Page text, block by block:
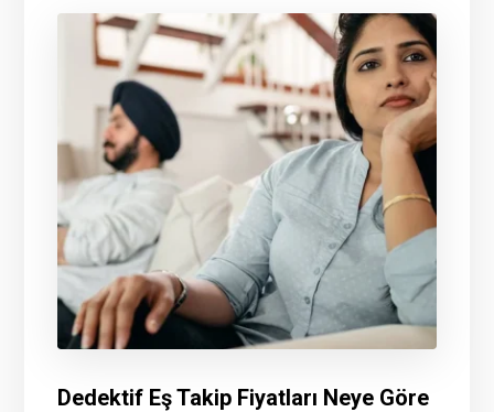
Dedektif Eş Takip Fiyatları Neye Göre